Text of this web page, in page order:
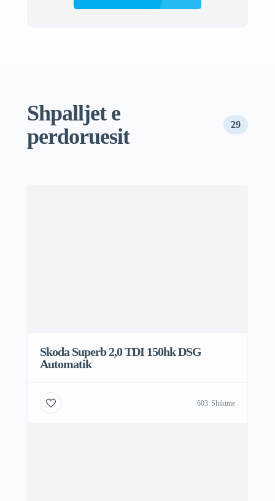
Shpalljet e
perdoruesit
29
Skoda Superb 2,0 TDI 150hk DSG
Automatik
603 Shikime